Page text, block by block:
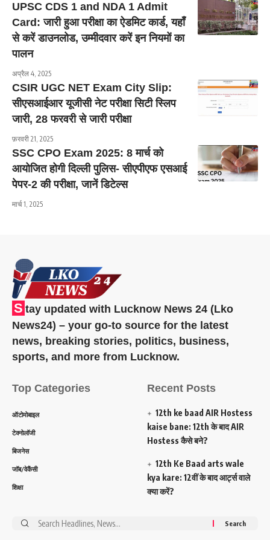
UPSC CDS 1 and NDA 1 Admit
Card: जारी हुआ परीक्षा का ऐडमिट कार्ड, यहाँ
से करें डाउनलोड, उम्मीदवार करें इन नियमों का
पालन
अप्रैल 4, 2025
CSIR UGC NET Exam City Slip:
सीएसआईआर यूजीसी नेट परीक्षा सिटी स्लिप
जारी, 28 फरवरी से जारी परीक्षा
फ़रवरी 21, 2025
SSC CPO Exam 2025: 8 मार्च को
आयोजित होगी दिल्ली पुलिस- सीएपीएफ एसआई
पेपर-2 की परीक्षा, जानें डिटेल्स
मार्च 1, 2025
S tay updated with Lucknow News 24 (Lko
News24) – your go-to source for the latest
news, breaking stories, politics, business,
sports, and more from Lucknow.
Top Categories
ऑटोमोबाइल
टेक्नोलॉजी
बिजनेस
जॉब/वेकैंसी
शिक्षा
Recent Posts
12th ke baad AIR Hostess
kaise bane: 12th के बाद AIR
Hostess कैसे बने?
12th Ke Baad arts wale
kya kare: 12वीं के बाद आर्ट्स वाले
क्या करें?
Search